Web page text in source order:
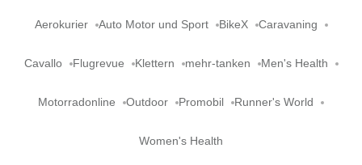
Aerokurier Auto Motor und Sport BikeX Caravaning
Cavallo Flugrevue Klettern mehr-tanken Men's Health
Motorradonline Outdoor Promobil Runner's World
Women's Health